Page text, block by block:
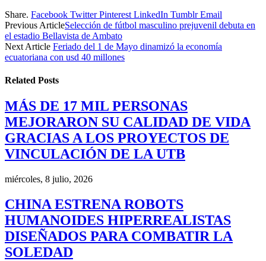
Share. Facebook Twitter Pinterest LinkedIn Tumblr Email
Previous ArticleSelección de fútbol masculino prejuvenil debuta en
el estadio Bellavista de Ambato
Next Article Feriado del 1 de Mayo dinamizó la economía
ecuatoriana con usd 40 millones
Related Posts
MÁS DE 17 MIL PERSONAS
MEJORARON SU CALIDAD DE VIDA
GRACIAS A LOS PROYECTOS DE
VINCULACIÓN DE LA UTB
miércoles, 8 julio, 2026
CHINA ESTRENA ROBOTS
HUMANOIDES HIPERREALISTAS
DISEÑADOS PARA COMBATIR LA
SOLEDAD